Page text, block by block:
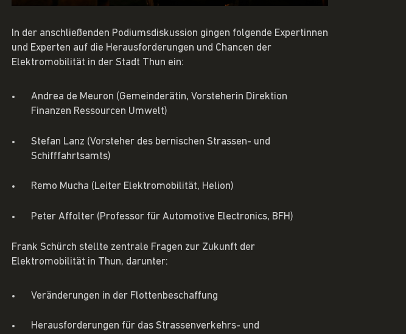
In der anschließenden Podiumsdiskussion gingen folgende Expertinnen
und Experten auf die Herausforderungen und Chancen der
Elektromobilität in der Stadt Thun ein:
Andrea de Meuron (Gemeinderätin, Vorsteherin Direktion
Finanzen Ressourcen Umwelt)
Stefan Lanz (Vorsteher des bernischen Strassen- und
Schifffahrtsamts)
Remo Mucha (Leiter Elektromobilität, Helion)
Peter Affolter (Professor für Automotive Electronics, BFH)
Frank Schürch stellte zentrale Fragen zur Zukunft der
Elektromobilität in Thun, darunter:
Veränderungen in der Flottenbeschaffung
Herausforderungen für das Strassenverkehrs- und